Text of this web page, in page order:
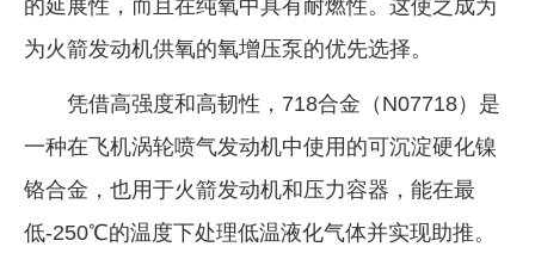
的延展性，而且在纯氧中具有耐燃性。这使之成为
为火箭发动机供氧的氧增压泵的优先选择。
凭借高强度和高韧性，718合金（N07718）是
一种在飞机涡轮喷气发动机中使用的可沉淀硬化镍
铬合金，也用于火箭发动机和压力容器，能在最
低-250℃的温度下处理低温液化气体并实现助推。